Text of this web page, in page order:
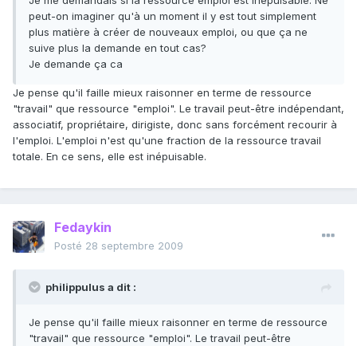
peut-on imaginer qu'à un moment il y est tout simplement
plus matière à créer de nouveaux emploi, ou que ça ne
suive plus la demande en tout cas?
Je demande ça ca
Je pense qu'il faille mieux raisonner en terme de ressource
"travail" que ressource "emploi". Le travail peut-être indépendant,
associatif, propriétaire, dirigiste, donc sans forcément recourir à
l'emploi. L'emploi n'est qu'une fraction de la ressource travail
totale. En ce sens, elle est inépuisable.
Fedaykin
Posté 28 septembre 2009
philippulus a dit :
Je pense qu'il faille mieux raisonner en terme de ressource
"travail" que ressource "emploi". Le travail peut-être